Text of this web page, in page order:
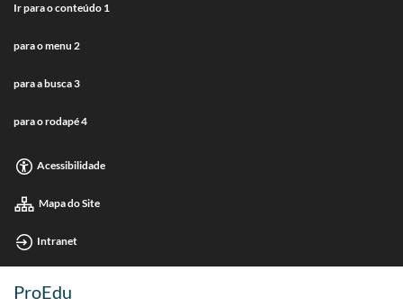
Ir para o conteúdo 1
para o menu 2
para a busca3
para o rodapé4
Acessibilidade
Mapa do Site
Intranet
ProEdu